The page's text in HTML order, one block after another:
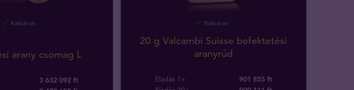
Raktáron
arany csomag L
3 632 092 ft
Raktáron
20 g Valcambi Suisse befektetési
aranyrúd
Eladás 1+
901 855 ft